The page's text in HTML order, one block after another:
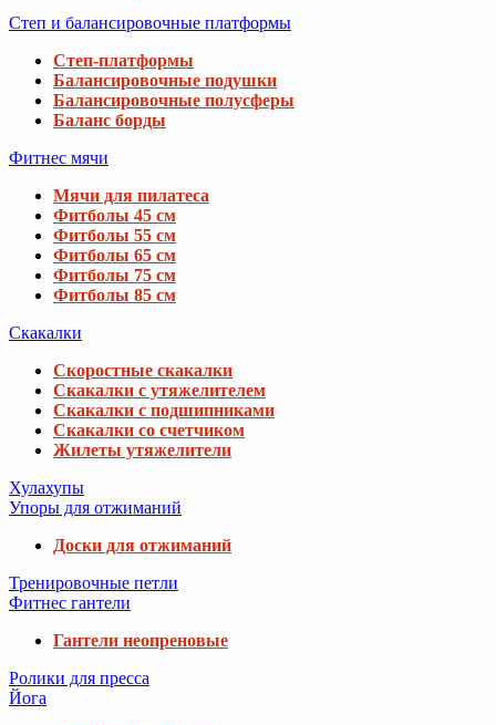
Степ и балансировочные платформы
Степ-платформы
Балансировочные подушки
Балансировочные полусферы
Баланс борды
Фитнес мячи
Мячи для пилатеса
Фитболы 45 см
Фитболы 55 см
Фитболы 65 см
Фитболы 75 см
Фитболы 85 см
Скакалки
Скоростные скакалки
Скакалки с утяжелителем
Скакалки с подшипниками
Скакалки со счетчиком
Жилеты утяжелители
Хулахупы
Упоры для отжиманий
Доски для отжиманий
Тренировочные петли
Фитнес гантели
Гантели неопреновые
Ролики для пресса
Йога